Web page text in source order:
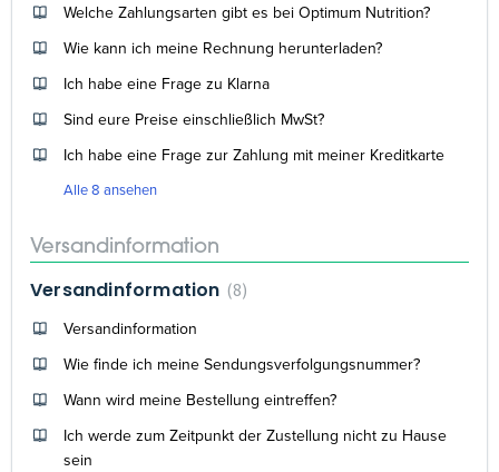
Welche Zahlungsarten gibt es bei Optimum Nutrition?
Wie kann ich meine Rechnung herunterladen?
Ich habe eine Frage zu Klarna
Sind eure Preise einschließlich MwSt?
Ich habe eine Frage zur Zahlung mit meiner Kreditkarte
Alle 8 ansehen
Versandinformation
Versandinformation
8
Versandinformation
Wie finde ich meine Sendungsverfolgungsnummer?
Wann wird meine Bestellung eintreffen?
Ich werde zum Zeitpunkt der Zustellung nicht zu Hause
sein